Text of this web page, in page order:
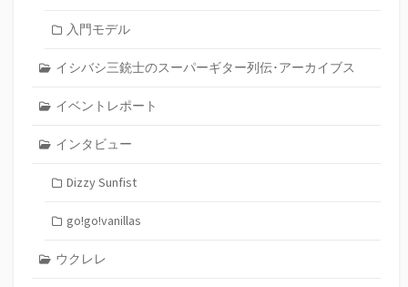
入門モデル
イシバシ三銃士のスーパーギター列伝･アーカイブス
イベントレポート
インタビュー
Dizzy Sunfist
go!go!vanillas
ウクレレ